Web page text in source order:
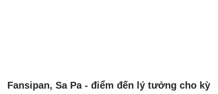
Fansipan, Sa Pa - điểm đến lý tưởng cho kỳ